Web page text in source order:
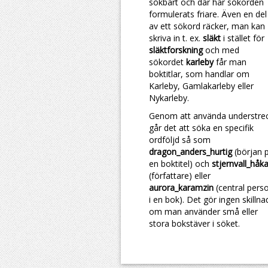
formulerats friare. Även en del
av ett sökord räcker, man kan
skriva in t. ex. släkt i stället för
släktforskningoch med
sökordet karlebyfår man
boktitlar, som handlar om
Karleby, Gamlakarleby eller
Nykarleby.
Genom att använda
går det att söka en specifik
ordföljd så som
dragon_anders_hurtig(början
en boktitel) och
(författare) eller
aurora_karamzin (central
i en bok). Det gör ingen
om man använder små eller
stora bokstäver i söket.